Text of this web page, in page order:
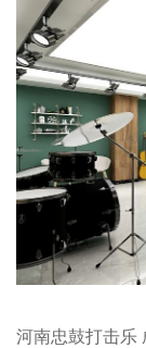
河南忠鼓打击乐